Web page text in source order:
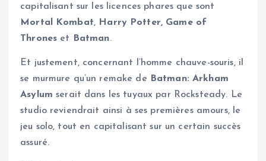
capitalisant sur les licences phares que sont
Mortal Kombat, Harry Potter, Game of
Thrones et Batman.
Et justement, concernant l’homme chauve-souris, il
se murmure qu’un remake de
Batman: Arkham
Asylum serait dans les tuyaux par Rocksteady. Le
studio reviendrait ainsi à ses premières amours, le
jeu solo, tout en capitalisant sur un certain succès
assuré.